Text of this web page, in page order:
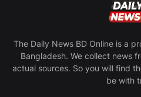
The Daily News BD Online is a
Bangladesh. We collect news
actual sources. So you will find
be with